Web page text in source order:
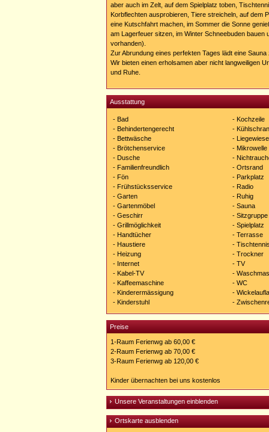
aber auch im Zelt, auf dem Spielplatz toben,
Korbflechten ausprobieren, Tiere streicheln, auf dem
eine Kutschfahrt machen, im Sommer die Sonne
am Lagerfeuer sitzen, im Winter Schneebuden bauen
vorhanden).
Zur Abrundung eines perfekten Tages lädt eine
Wir bieten einen erholsamen aber nicht langweiligen
und Ruhe.
Ausstattung
- Bad
- Behindertengerecht
- Bettwäsche
- Brötchenservice
- Dusche
- Familienfreundlich
- Fön
- Frühstücksservice
- Garten
- Gartenmöbel
- Geschirr
- Grillmöglichkeit
- Handtücher
- Haustiere
- Heizung
- Internet
- Kabel-TV
- Kaffeemaschine
- Kinderermässigung
- Kinderstuhl
- Kochzeile
-
- Liegewiese
- Mikrowelle
-
- Ortsrand
- Parkplatz
- Radio
- Ruhig
- Sauna
- Sitzgruppe
- Spielplatz
- Terrasse
-
- Trockner
- TV
-
- WC
-
-
Preise
1-Raum Ferienwg ab 60,00 €
2-Raum Ferienwg ab 70,00 €
3-Raum Ferienwg ab 120,00 €
Kinder übernachten bei uns kostenlos
Unsere Veranstaltungen einblenden
Ortskarte ausblenden